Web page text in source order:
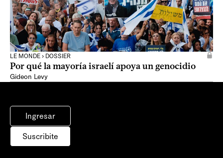
LE MONDE › DOSSIER
Por qué la mayoría israelí apoya un genocidio
Gideon Levy
Ingresar
Suscribite